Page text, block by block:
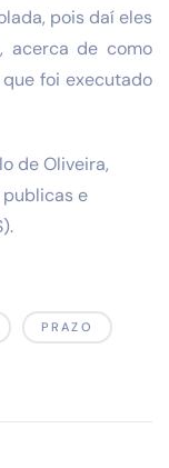
pois daí eles
acerca de como
foi executado
de Oliveira,
e
PRAZO